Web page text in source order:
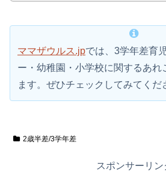
ママザウルス.jpでは、3学年差育
ー・幼稚園・小学校に関するあれ
ます。ぜひチェックしてみてくだ
2歳半差/3学年差
スポンサーリン